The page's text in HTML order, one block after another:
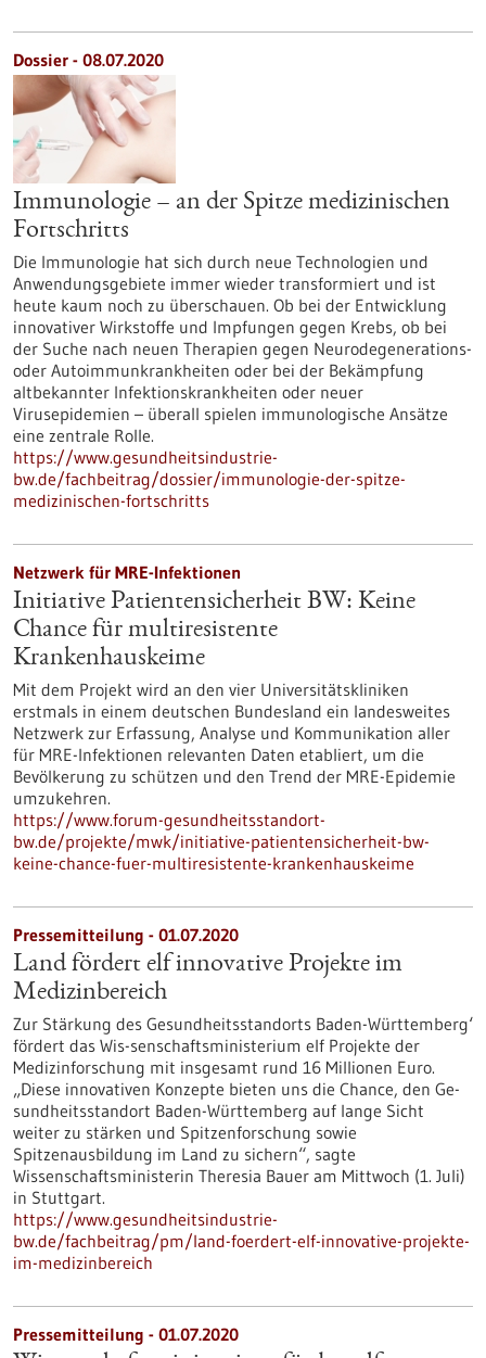
Dossier - 08.07.2020
Immunologie – an der Spitze medizinischen
Fortschritts
Die Immunologie hat sich durch neue Technologien und
Anwendungsgebiete immer wieder transformiert und ist
heute kaum noch zu überschauen. Ob bei der Entwicklung
innovativer Wirkstoffe und Impfungen gegen Krebs, ob bei
der Suche nach neuen Therapien gegen Neurodegenerations-
oder Autoimmunkrankheiten oder bei der Bekämpfung
altbekannter Infektionskrankheiten oder neuer
Virusepidemien – überall spielen immunologische Ansätze
eine zentrale Rolle.
https://www.gesundheitsindustrie-
bw.de/fachbeitrag/dossier/immunologie-der-spitze-
medizinischen-fortschritts
Netzwerk für MRE-Infektionen
Initiative Patientensicherheit BW: Keine
Chance für multiresistente
Krankenhauskeime
Mit dem Projekt wird an den vier Universitätskliniken
erstmals in einem deutschen Bundesland ein landesweites
Netzwerk zur Erfassung, Analyse und Kommunikation aller
für MRE-Infektionen relevanten Daten etabliert, um die
Bevölkerung zu schützen und den Trend der MRE-Epidemie
umzukehren.
https://www.forum-gesundheitsstandort-
bw.de/projekte/mwk/initiative-patientensicherheit-bw-
keine-chance-fuer-multiresistente-krankenhauskeime
Pressemitteilung - 01.07.2020
Land fördert elf innovative Projekte im
Medizinbereich
Zur Stärkung des Gesundheitsstandorts Baden-Württemberg‘
fördert das Wis-senschaftsministerium elf Projekte der
Medizinforschung mit insgesamt rund 16 Millionen Euro.
„Diese innovativen Konzepte bieten uns die Chance, den Ge-
sundheitsstandort Baden-Württemberg auf lange Sicht
weiter zu stärken und Spitzenforschung sowie
Spitzenausbildung im Land zu sichern“, sagte
Wissenschaftsministerin Theresia Bauer am Mittwoch (1. Juli)
in Stuttgart.
https://www.gesundheitsindustrie-
bw.de/fachbeitrag/pm/land-foerdert-elf-innovative-projekte-
im-medizinbereich
Pressemitteilung - 01.07.2020